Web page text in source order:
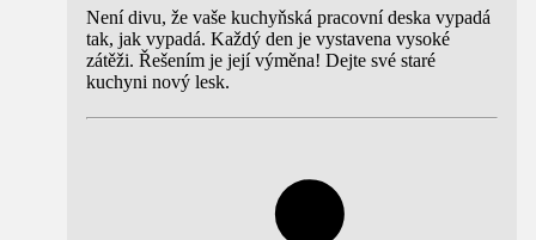
Není divu, že vaše kuchyňská pracovní deska vypadá
tak, jak vypadá. Každý den je vystavena vysoké
zátěži. Řešením je její výměna! Dejte své staré
kuchyni nový lesk.